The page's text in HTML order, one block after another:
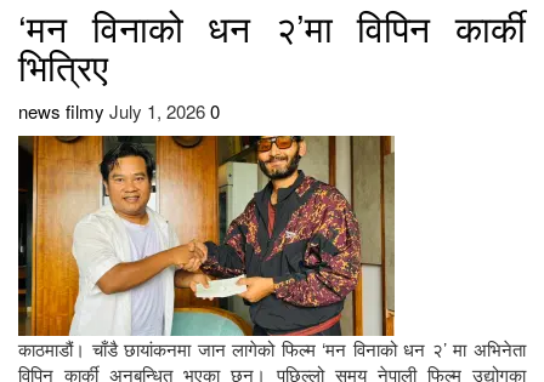
‘मन विनाको धन २’मा विपिन कार्की
भित्रिए
news filmy July 1, 20260
काठमाडौं। चाँडै छायांकनमा जान लागेको फिल्म ‘मन विनाको धन २’ मा अभिनेता
विपिन कार्की अनुबन्धित भएका छन्। पछिल्लो समय नेपाली फिल्म उद्योगका